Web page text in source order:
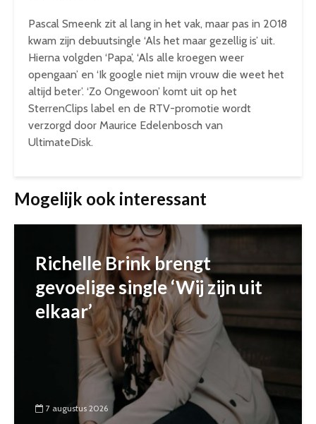
Pascal Smeenk zit al lang in het vak, maar pas in 2018
kwam zijn debuutsingle ‘Als het maar gezellig is’ uit.
Hierna volgden ‘Papa’, ‘Als alle kroegen weer
opengaan’ en ‘Ik google niet mijn vrouw die weet het
altijd beter’. ‘Zo Ongewoon’ komt uit op het
SterrenClips label en de RTV-promotie wordt
verzorgd door Maurice Edelenbosch van
UltimateDisk.
Mogelijk ook interessant
Richelle Brink brengt
gevoelige single ‘Wij zijn uit
elkaar’
7 augustus 2026